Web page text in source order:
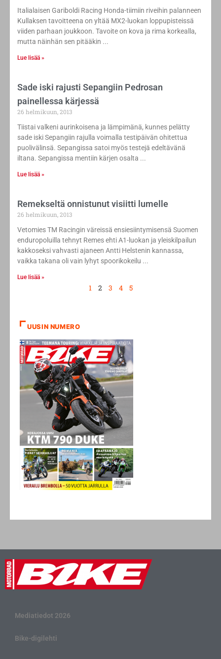
Italialaisen Gariboldi Racing Honda-tiimiin riveihin palanneen
Kullaksen tavoitteena on yltää MX2-luokan loppupisteissä
viiden parhaan joukkoon. Tavoite on kova ja rima korkealla,
mutta näinhän sen pitääkin
Lue lisää »
Sade iski rajusti Sepangiin Pedrosan
painellessa kärjessä
26 helmikuun, 2013
Tiistai valkeni aurinkoisena ja lämpimänä, kunnes pelätty
sade iski Sepangiin rajulla voimalla testipäivän ohitettua
puolivälinsä. Sepangissa satoi myös testejä edeltävänä
iltana. Sepangissa mentiin kärjen osalta
Lue lisää »
Remekseltä onnistunut visiitti lumelle
26 helmikuun, 2013
Vetomies TM Racingin väreissä ensiesiintymisensä Suomen
enduropoluilla tehnyt Remes ehti A1-luokan ja yleiskilpailun
kakkoseksi vahvasti ajaneen Antti Helstenin kannassa,
vaikka takana oli vain lyhyt spoorikokeilu
Lue lisää »
1 2 3 4 5
UUSIN NUMERO
Mediatiedot 2026
Bike-digilehti